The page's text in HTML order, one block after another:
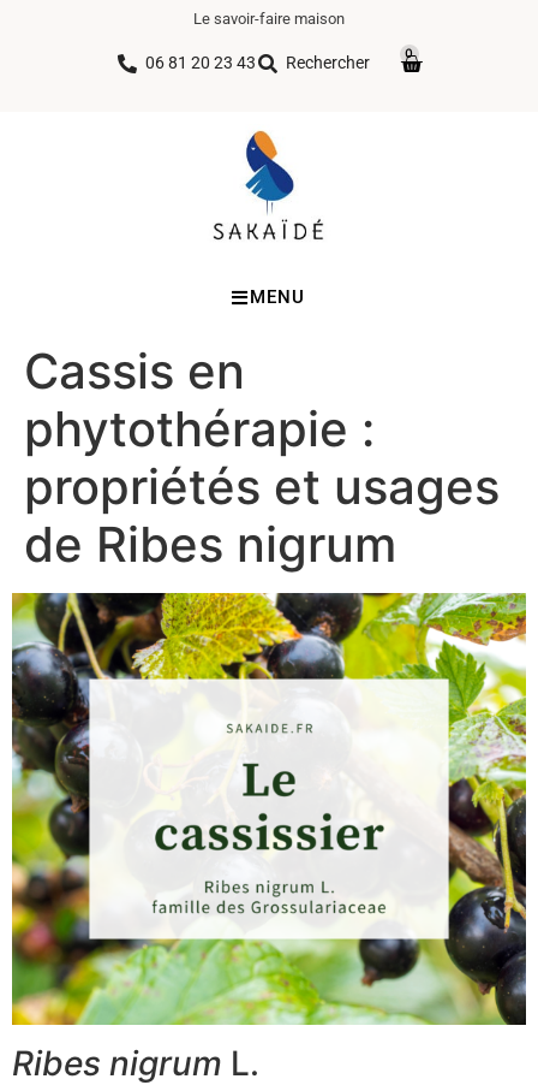
Le savoir-faire maison
06 81 20 23 43 Rechercher 0
MENU
Cassis en
phytothérapie :
propriétés et usages
de Ribes nigrum
Ribes nigrum L.